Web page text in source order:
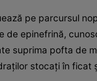
pe parcursul
epinefrină,
suprima pofta de
stocați în ficat